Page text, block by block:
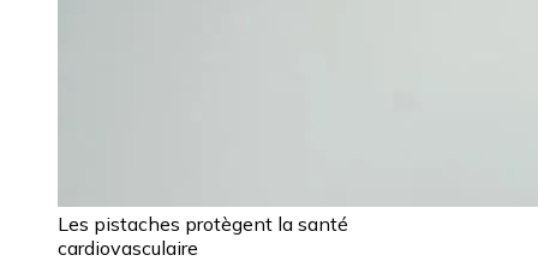
Les pistaches protègent la santé
cardiovasculaire